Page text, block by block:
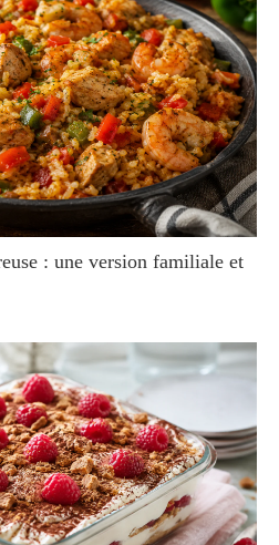
: une version familiale et